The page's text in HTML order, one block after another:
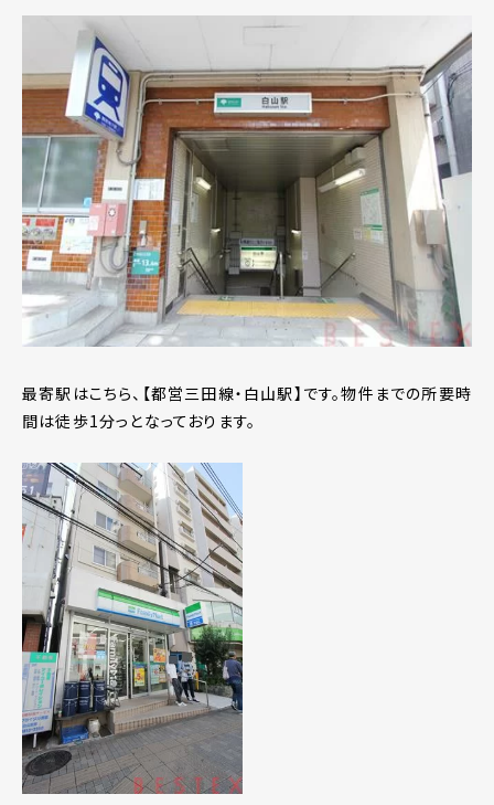
最寄駅はこちら、【都営三田線・白山駅】です。物件までの所要時
間は徒歩1分っとなっております。